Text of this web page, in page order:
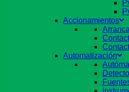
Accionamientos
Automatización